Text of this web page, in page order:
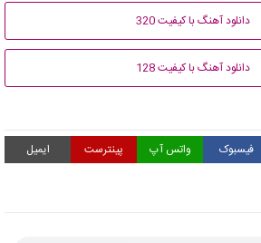
دانلود آهنگ با کیفیت 320
دانلود آهنگ با کیفیت 128
فیسبوک واتس آپ پینترست ایمیل